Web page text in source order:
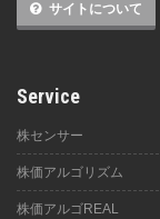
サイトについて
Service
株センサー
株価アルゴリズム
株価アルゴREAL